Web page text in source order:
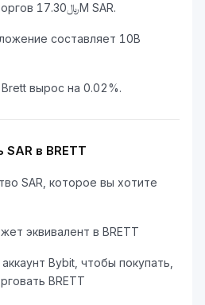
и 24-часовой объём торгов ﷼17.30M SAR.
составляет 10B
вырос на 0.02%.
в BRETT
SAR, которое вы хотите
эквивалент в BRETT
Bybit, чтобы покупать,
BRETT